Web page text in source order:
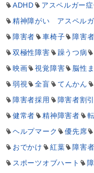
ADHD
アスペルガー
精神障がい アスペル
障害者
車椅子 障害
双極性障害
躁うつ病
映画
視覚障害 脳性
弱視
全盲 てんかん
障害者採用
障害者割引
健常者
精神障害者
ヘルプマーク
優先席
おでかけ
紅葉 障害
スポーツオブハート